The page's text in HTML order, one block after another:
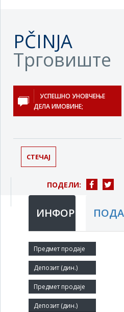
PČINJA
Трговиште
УСПЕШНО УНОВЧЕЊЕ
ДЕЛА ИМОВИНЕ;
СТЕЧАЈ
ПОДЕЛИ:
ИНФОРМАЦИЈЕ
Краћи назив:
PČINJA
Правни статус:
ДП